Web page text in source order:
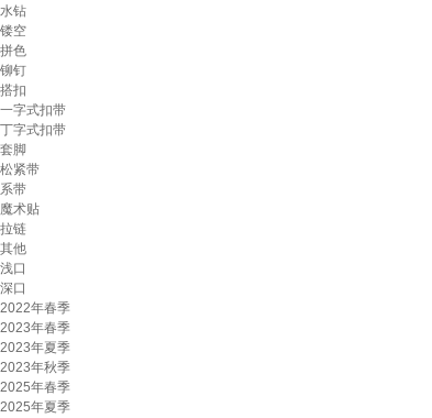
水钻
镂空
拼色
铆钉
搭扣
一字式扣带
丁字式扣带
套脚
松紧带
系带
魔术贴
拉链
其他
浅口
深口
2022年春季
2023年春季
2023年夏季
2023年秋季
2025年春季
2025年夏季